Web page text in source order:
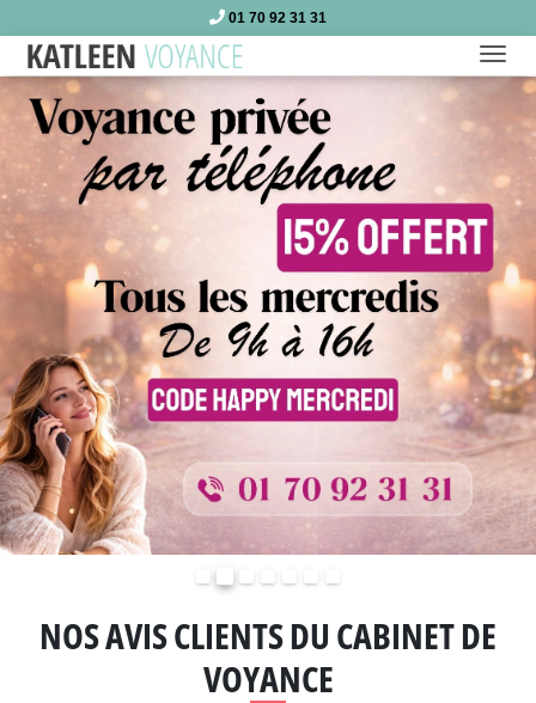
01 70 92 31 31
NOS AVIS CLIENTS DU CABINET DE
VOYANCE